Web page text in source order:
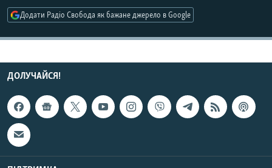
КРИМ РЕАЛІЇ
РУС
УКР
КТАТ
ДОЛУЧАЙСЯ!
Додати Радіо Свобода як бажане джерело в Google
ДОЛУЧАЙСЯ!